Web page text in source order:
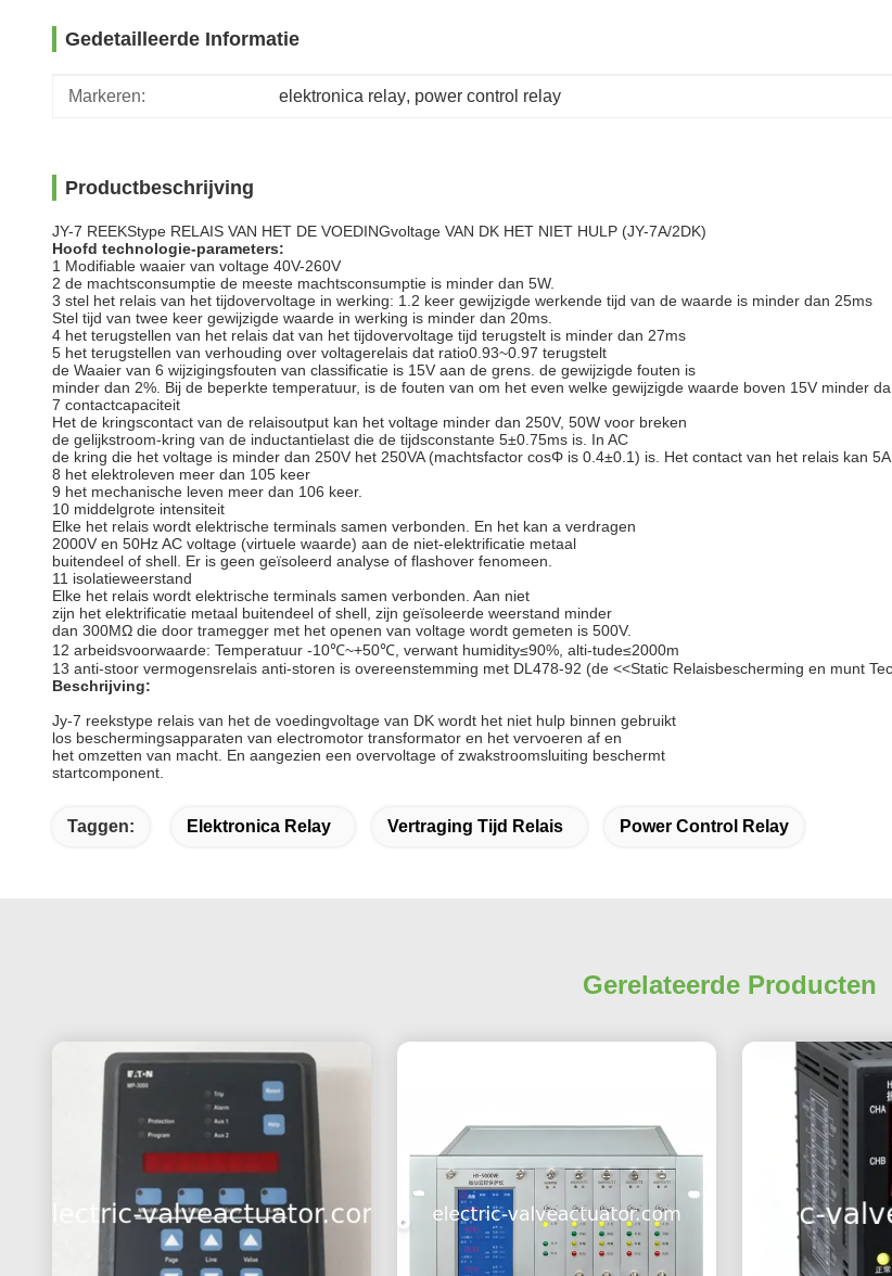
Gedetailleerde Informatie
Markeren: elektronica relay, power control relay
Productbeschrijving
JY-7 REEKStype RELAIS VAN HET DE VOEDINGvoltage VAN DK HET NIET HULP (JY-7A/2DK)
Hoofd technologie-parameters:
1 Modifiable waaier van voltage 40V-260V
2 de machtsconsumptie de meeste machtsconsumptie is minder dan 5W.
3 stel het relais van het tijdovervoltage in werking: 1.2 keer gewijzigde werkende tijd van de waarde is minder dan 25ms
Stel tijd van twee keer gewijzigde waarde in werking is minder dan 20ms.
4 het terugstellen van het relais dat van het tijdovervoltage tijd terugstelt is minder dan 27ms
5 het terugstellen van verhouding over voltagerelais dat ratio0.93~0.97 terugstelt
de Waaier van 6 wijzigingsfouten van classificatie is 15V aan de grens. de gewijzigde fouten is
minder dan 2%. Bij de beperkte temperatuur, is de fouten van om het even welke gewijzigde waarde boven 15V minder
7 contactcapaciteit
Het de kringscontact van de relaisoutput kan het voltage minder dan 250V, 50W voor breken
de gelijkstroom-kring van de inductantielast die de tijdsconstante 5±0.75ms is. In AC
de kring die het voltage is minder dan 250V het 250VA (machtsfactor cosΦ is 0.4±0.1) is. Het contact van het relais kan
8 het elektroleven meer dan 105 keer
9 het mechanische leven meer dan 106 keer.
10 middelgrote intensiteit
Elke het relais wordt elektrische terminals samen verbonden. En het kan a verdragen
2000V en 50Hz AC voltage (virtuele waarde) aan de niet-elektrificatie metaal
buitendeel of shell. Er is geen geïsoleerd analyse of flashover fenomeen.
11 isolatieweerstand
Elke het relais wordt elektrische terminals samen verbonden. Aan niet
zijn het elektrificatie metaal buitendeel of shell, zijn geïsoleerde weerstand minder
dan 300MΩ die door tramegger met het openen van voltage wordt gemeten is 500V.
12 arbeidsvoorwaarde: Temperatuur -10℃~+50℃, verwant humidity≤90%, alti-tude≤2000m
13 anti-stoor vermogensrelais anti-storen is overeenstemming met DL478-92 (de <<Static Relaisbescherming en munt
Beschrijving:
Jy-7 reekstype relais van het de voedingvoltage van DK wordt het niet hulp binnen gebruikt
los beschermingsapparaten van electromotor transformator en het vervoeren af en
het omzetten van macht. En aangezien een overvoltage of zwakstroomsluiting beschermt
startcomponent.
Taggen: Elektronica Relay Vertraging Tijd Relais Power Control Relay
Gerelateerde Producten